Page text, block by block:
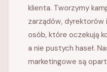
klienta. Tworzymy
zarządów, dyrektorów
osób, które oczekują
a nie pustych haseł.
marketingowe są